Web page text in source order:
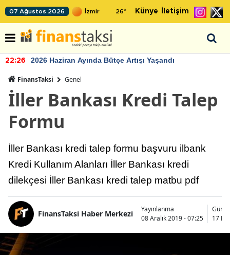
07 Ağustos 2026 26° Künye İletişim
22:26 2026 Haziran Ayında Bütçe Artışı Yaşandı
FinansTaksi Genel
İller Bankası Kredi Talep
Formu
İller Bankası kredi talep formu başvuru ilbank
Kredi Kullanım Alanları İller Bankası kredi
dilekçesi İller Bankası kredi talep matbu pdf
FinansTaksi Haber Merkezi
Yayınlanma
08 Aralık 2019 - 07:25
17